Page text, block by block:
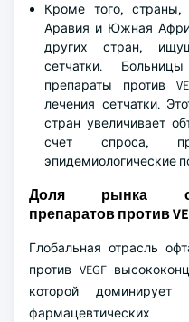
Кроме того,
Аравия и Южная
других стран,
сетчатки.
препараты против
лечения сетчатки.
стран увеличивает
счет спроса,
эпидемиологические
Доля рынка
препаратов против
Глобальная отрасль
против VEGF
которой доминирует